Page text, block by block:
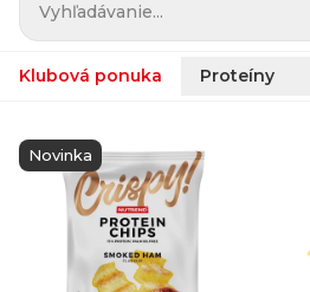
Vyhľadávanie...
Klubová ponuka Proteíny
Novinka